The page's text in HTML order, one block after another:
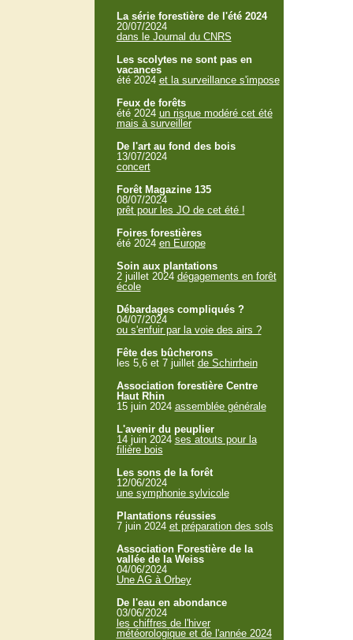
La série forestière de l'été 2024
20/07/2024
dans le Journal du CNRS
Les scolytes ne sont pas en
vacances
été 2024 et la surveillance s'impose
Feux de forêts
été 2024 un risque modéré cet été
mais à surveiller
De l'art au fond des bois
13/07/2024
concert
Forêt Magazine 135
08/07/2024
prêt pour les JO de cet été !
Foires forestières
été 2024 en Europe
Soin aux plantations
2 juillet 2024 dégagements en forêt
école
Débardages compliqués ?
04/07/2024
ou s'enfuir par la voie des airs ?
Fête des bûcherons
les 5,6 et 7 juillet de Schirrhein
Association forestière Centre
Haut Rhin
15 juin 2024 assemblée générale
L'avenir du peuplier
14 juin 2024 ses atouts pour la
filière bois
Les sons de la forêt
12/06/2024
une symphonie sylvicole
Plantations réussies
7 juin 2024 et préparation des sols
Association Forestière de la
vallée de la Weiss
04/06/2024
Une AG à Orbey
De l'eau en abondance
03/06/2024
les chiffres de l'hiver
météorologique et de l'année 2024